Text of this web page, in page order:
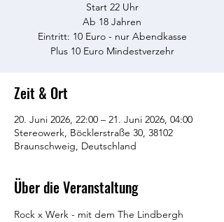
Start 22 Uhr
Ab 18 Jahren
Eintritt: 10 Euro - nur Abendkasse
Plus 10 Euro Mindestverzehr
Zeit & Ort
20. Juni 2026, 22:00 – 21. Juni 2026, 04:00
Stereowerk, Böcklerstraße 30, 38102
Braunschweig, Deutschland
Über die Veranstaltung
Rock x Werk - mit dem The Lindbergh